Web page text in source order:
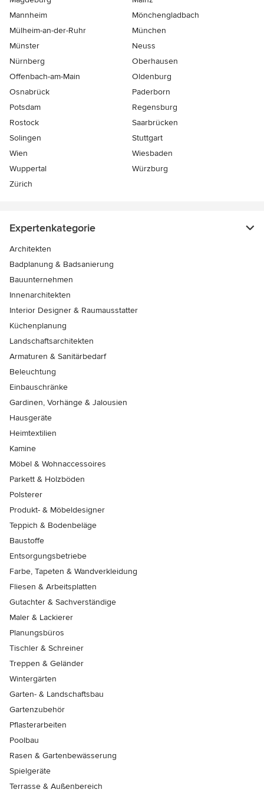
Mannheim
Mönchen­gladbach
Mülheim-an-der-Ruhr
München
Münster
Neuss
Nürnberg
Oberhausen
Offenbach-am-Main
Oldenburg
Osnabrück
Paderborn
Potsdam
Regensburg
Rostock
Saarbrücken
Solingen
Stuttgart
Wien
Wiesbaden
Wuppertal
Würzburg
Zürich
Expertenkategorie
Architekten
Badplanung & Badsanierung
Bauunternehmen
Innenarchitekten
Interior Designer & Raumausstatter
Küchenplanung
Landschaftsarchitekten
Armaturen & Sanitärbedarf
Beleuchtung
Einbauschränke
Gardinen, Vorhänge & Jalousien
Hausgeräte
Heimtextilien
Kamine
Möbel & Wohnaccessoires
Parkett & Holzböden
Polsterer
Produkt- & Möbeldesigner
Teppich & Bodenbeläge
Baustoffe
Entsorgungsbetriebe
Farbe, Tapeten & Wandverkleidung
Fliesen & Arbeitsplatten
Gutachter & Sachverständige
Maler & Lackierer
Planungsbüros
Tischler & Schreiner
Treppen & Geländer
Wintergärten
Garten- & Landschaftsbau
Gartenzubehör
Pflasterarbeiten
Poolbau
Rasen & Gartenbewässerung
Spielgeräte
Terrasse & Außenbereich